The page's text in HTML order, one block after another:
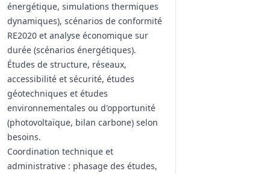
énergétique, simulations thermiques
dynamiques), scénarios de conformité
RE2020 et analyse économique sur
durée (scénarios énergétiques).
Études de structure, réseaux,
accessibilité et sécurité, études
géotechniques et études
environnementales ou d'opportunité
(photovoltaïque, bilan carbone) selon
besoins.
Coordination technique et
administrative : phasage des études,